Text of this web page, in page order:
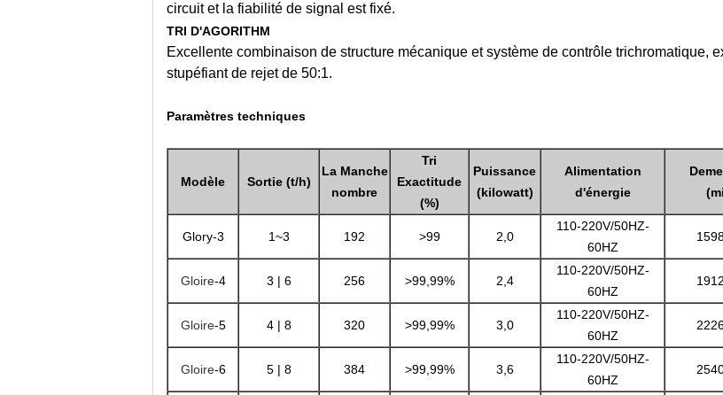
circuit et la fiabilité de signal est fixé.
TRI D'AGORITHM
Excellente combinaison de structure mécanique et système de contrôle trichromatique,
stupéfiant de rejet de 50:1.
Paramètres techniques
Modèle Sortie (t/h)
La Manche
nombre
Tri
Exactitude
(%)
Puissance
(kilowatt)
Alimentation
d'énergie
Glory-3 1~3 192 >99 2,0
110-220V/50HZ-
60HZ
Gloire-4 3 | 6 256 >99,99% 2,4
110-220V/50HZ-
60HZ
Gloire-5 4 | 8 320 >99,99% 3,0
110-220V/50HZ-
60HZ
Gloire-6 5 | 8 384 >99,99% 3,6
110-220V/50HZ-
60HZ